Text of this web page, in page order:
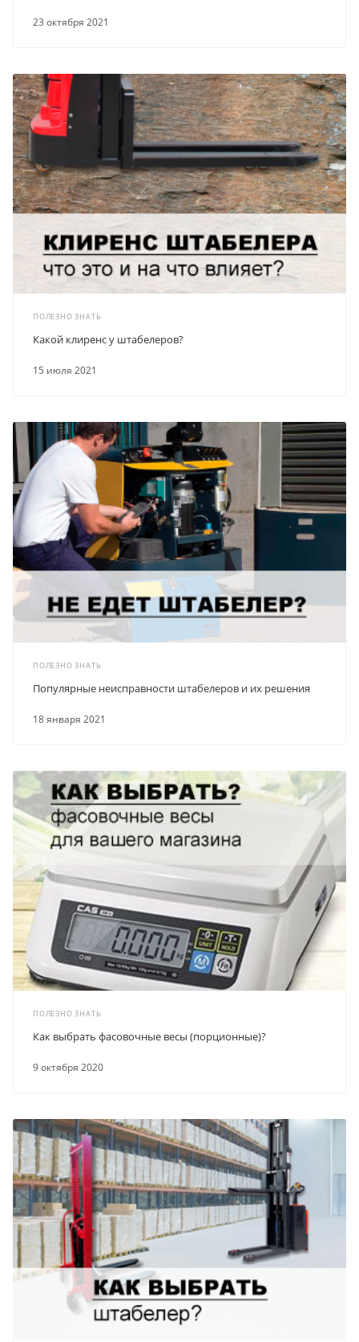
23 октября 2021
ПОЛЕЗНО ЗНАТЬ
15 июля 2021
Какой клиренс у штабелеров?
ПОЛЕЗНО ЗНАТЬ
18 января 2021
Популярные неисправности штабелеров и их решения
ПОЛЕЗНО ЗНАТЬ
9 октября 2020
Как выбрать фасовочные весы (порционные)?